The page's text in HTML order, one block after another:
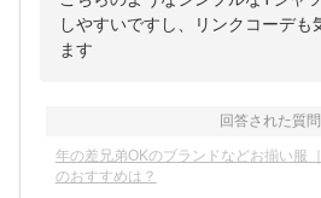
しやすいですし、リンクコーデも
ます
回答された質問
年の差兄弟OKのブランドなどお揃い服
のおすすめは？